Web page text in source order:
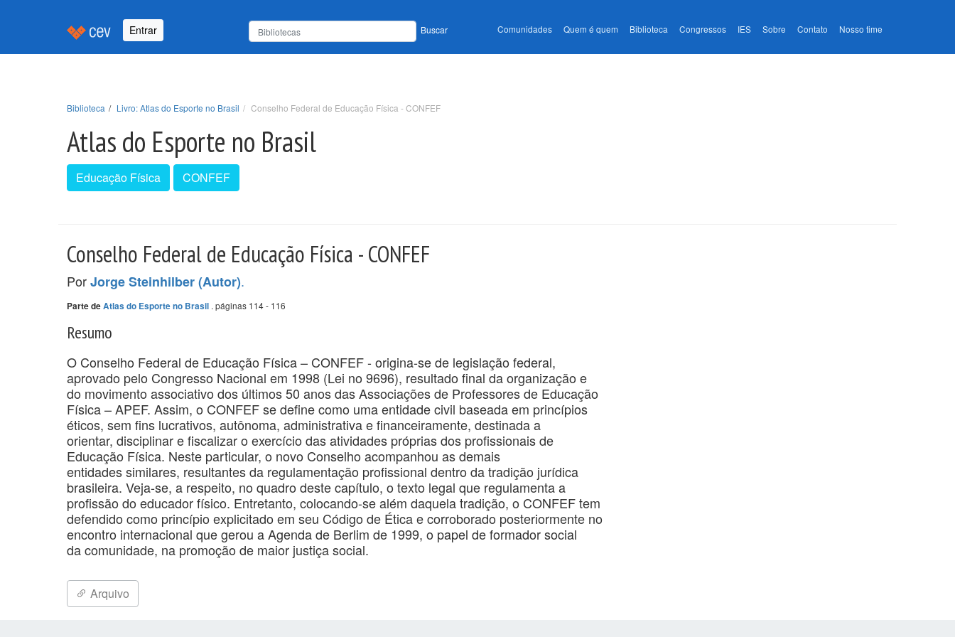
Entrar Buscar Comunidades Quem é quem Biblioteca Congressos IES Sobre Contato Nosso time
Biblioteca Livro: Atlas do Esporte no Brasil Conselho Federal de Educação Física - CONFEF
Atlas do Esporte no Brasil
Educação Física CONFEF
Conselho Federal de Educação Física - CONFEF
PorJorge Steinhilber (Autor).
Parte deAtlas do Esporte no Brasil . páginas 114 - 116
Resumo
O Conselho Federal de Educação Física – CONFEF - origina-se de legislação federal,
aprovado pelo Congresso Nacional em 1998 (Lei no 9696), resultado final da organização e
do movimento associativo dos últimos 50 anos das Associações de Professores de Educação
Física – APEF. Assim, o CONFEF se define como uma entidade civil baseada em princípios
éticos, sem fins lucrativos, autônoma, administrativa e financeiramente, destinada a
orientar, disciplinar e fiscalizar o exercício das atividades próprias dos profissionais de
Educação Física. Neste particular, o novo Conselho acompanhou as demais
entidades similares, resultantes da regulamentação profissional dentro da tradição jurídica
brasileira. Veja-se, a respeito, no quadro deste capítulo, o texto legal que regulamenta a
profissão do educador físico. Entretanto, colocando-se além daquela tradição, o CONFEF tem
defendido como princípio explicitado em seu Código de Ética e corroborado posteriormente no
encontro internacional que gerou a Agenda de Berlim de 1999, o papel de formador social
da comunidade, na promoção de maior justiça social.
Arquivo